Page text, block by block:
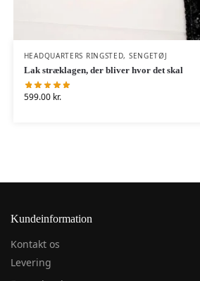
HEADQUARTERS RINGSTED, SENGETØJ
Lak stræklagen, der bliver hvor det skal
599.00 kr.
Kundeinformation
Kontakt os
Levering